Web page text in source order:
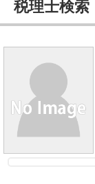
税理士検索